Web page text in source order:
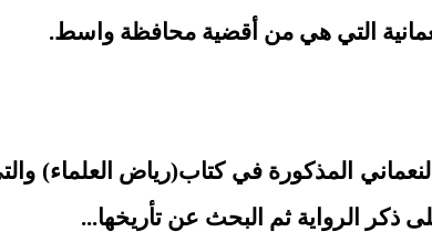
المذكورة في كتاب(رياض العلماء)
ذكر الرواية ثم البحث عن تأريخها...